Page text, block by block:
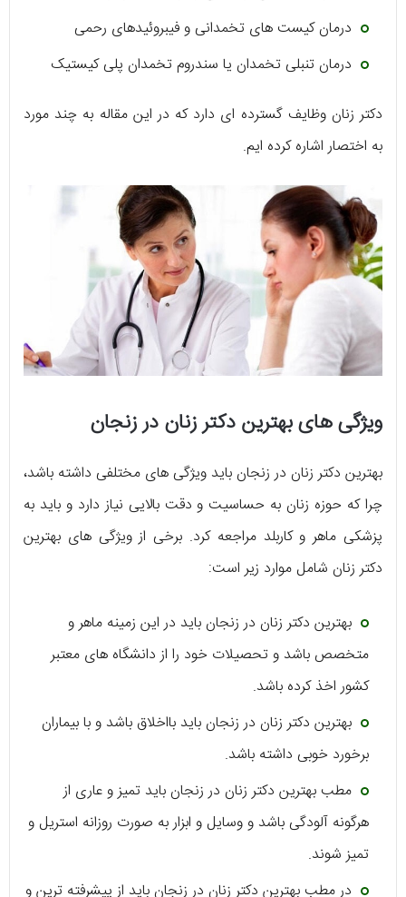
درمان کیست های تخمدانی و فیبروئیدهای رحمی
درمان تنبلی تخمدان یا سندروم تخمدان پلی کیستیک
دکتر زنان وظایف گسترده ای دارد که در این مقاله به چند مورد
به اختصار اشاره کرده ایم.
ویژگی های بهترین دکتر زنان در زنجان
بهترین دکتر زنان در زنجان باید ویژگی های مختلفی داشته باشد،
چرا که حوزه زنان به حساسیت و دقت بالایی نیاز دارد و باید به
پزشکی ماهر و کاربلد مراجعه کرد. برخی از ویژگی های بهترین
دکتر زنان شامل موارد زیر است:
بهترین دکتر زنان در زنجان باید در این زمینه ماهر و
متخصص باشد و تحصیلات خود را از دانشگاه های معتبر
کشور اخذ کرده باشد.
بهترین دکتر زنان در زنجان باید بااخلاق باشد و با بیماران
برخورد خوبی داشته باشد.
مطب بهترین دکتر زنان در زنجان باید تمیز و عاری از
هرگونه آلودگی باشد و وسایل و ابزار به صورت روزانه استریل و
تمیز شوند.
در مطب بهترین دکتر زنان در زنجان باید از پیشرفته ترین و